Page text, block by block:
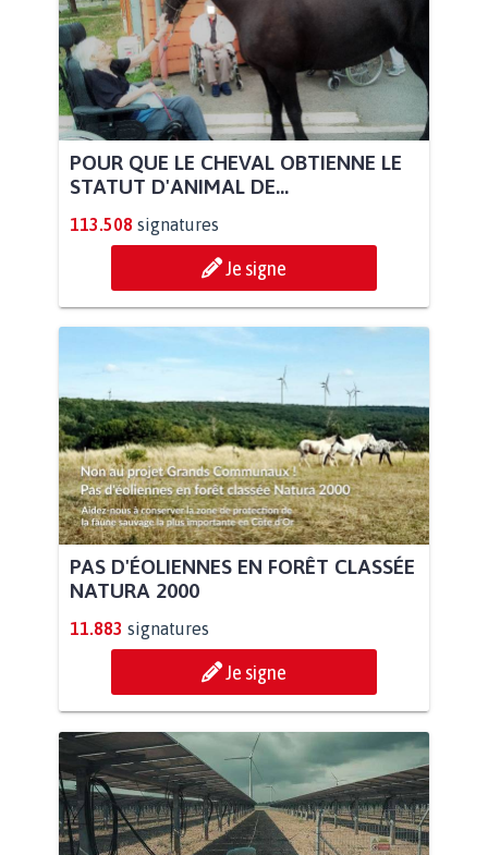
POUR QUE LE CHEVAL OBTIENNE LE
STATUT D'ANIMAL DE...
113.508 signatures
Je signe
PAS D'ÉOLIENNES EN FORÊT CLASSÉE
NATURA 2000
11.883 signatures
Je signe